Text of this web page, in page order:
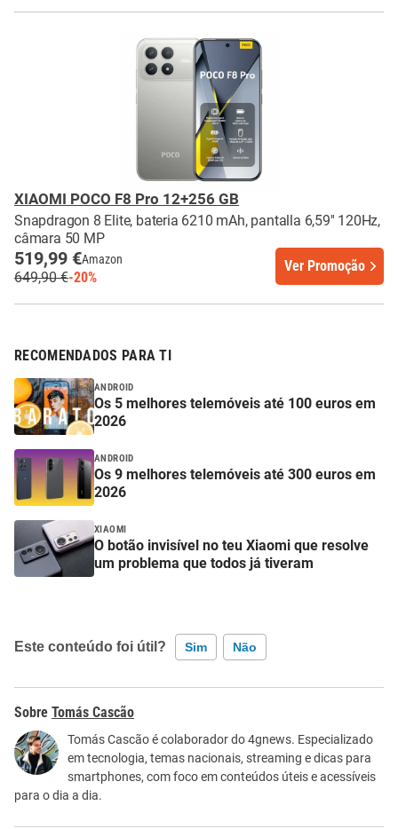
XIAOMI POCO F8 Pro 12+256 GB
Snapdragon 8 Elite, bateria 6210 mAh, pantalla 6,59'' 120Hz,
câmara 50 MP
519,99 €Amazon
649,90 €-20%
Ver Promoção
RECOMENDADOS PARA TI
ANDROID
Os 5 melhores telemóveis até 100 euros em
2026
ANDROID
Os 9 melhores telemóveis até 300 euros em
2026
XIAOMI
O botão invisível no teu Xiaomi que resolve
um problema que todos já tiveram
Este conteúdo foi útil? Sim Não
Este conteúdo contém informação incorreta
Este conteúdo não tem a informação que procuro
Outro
Tomás Cascão
Tomás Cascão é colaborador do 4gnews. Especializado
em tecnologia, temas nacionais, streaming e dicas para
smartphones, com foco em conteúdos úteis e acessíveis
para o dia a dia.